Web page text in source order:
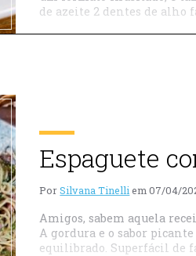
de azeite 2 dentes de alho
Espaguete
PorSilvana Tinelli em 07/04/
Amigos, sabem aquela
A gordura e o sabor
equilibrado. Superfácil de